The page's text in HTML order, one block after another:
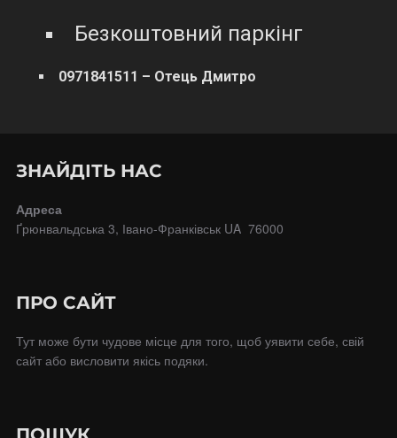
Безкоштовний паркінг
0971841511 – Отець Дмитро
ЗНАЙДІТЬ НАС
Адреса
Ґрюнвальдська 3, Івано-Франківськ UA 76000
ПРО САЙТ
Тут може бути чудове місце для того, щоб уявити себе, свій
сайт або висловити якісь подяки.